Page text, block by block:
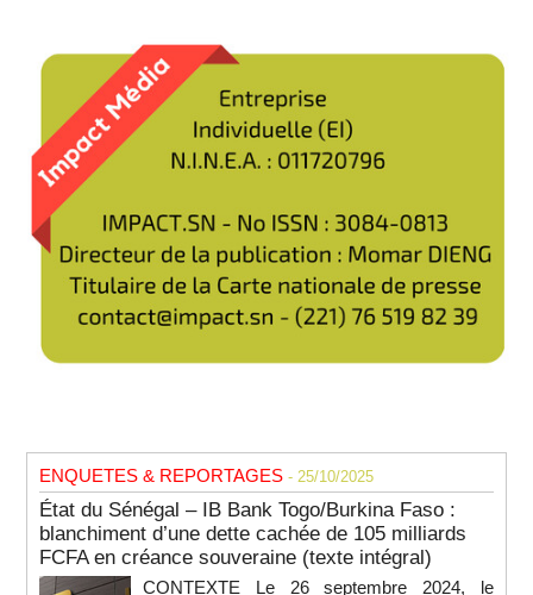
ENQUETES & REPORTAGES - 25/10/2025
État du Sénégal – IB Bank Togo/Burkina Faso :
blanchiment d’une dette cachée de 105 milliards
FCFA en créance souveraine (texte intégral)
CONTEXTE Le 26 septembre 2024, le